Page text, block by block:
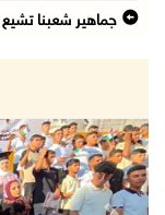
جماهير شعبنا
الاحتلال يوسع
06/آب/2026 08:06 م
الرئيس المصري
06/آب/2026 07:57 م